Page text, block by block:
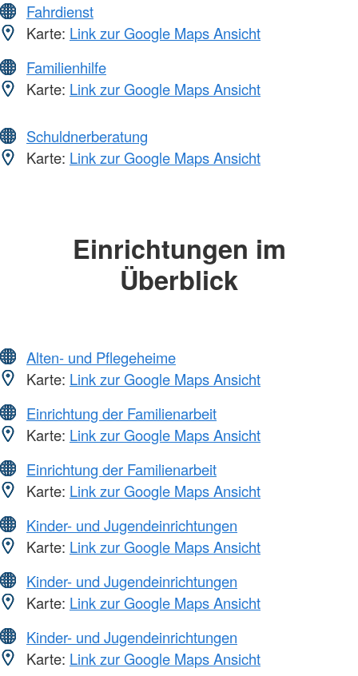
Fahrdienst
Karte: Link zur Google Maps Ansicht
Familienhilfe
Karte: Link zur Google Maps Ansicht
Schuldnerberatung
Karte: Link zur Google Maps Ansicht
Einrichtungen im
Überblick
Alten- und Pflegeheime
Karte: Link zur Google Maps Ansicht
Einrichtung der Familienarbeit
Karte: Link zur Google Maps Ansicht
Einrichtung der Familienarbeit
Karte: Link zur Google Maps Ansicht
Kinder- und Jugendeinrichtungen
Karte: Link zur Google Maps Ansicht
Kinder- und Jugendeinrichtungen
Karte: Link zur Google Maps Ansicht
Kinder- und Jugendeinrichtungen
Karte: Link zur Google Maps Ansicht